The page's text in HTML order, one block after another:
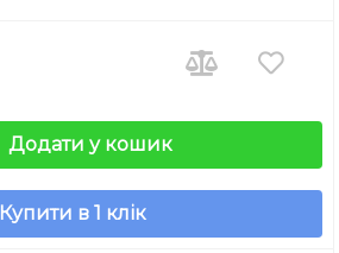
Додати у кошик
Купити в 1 клік